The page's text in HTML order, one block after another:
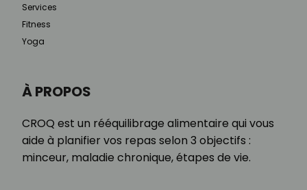
À PROPOS
CROQ est un rééquilibrage alimentaire qui vous
aide à planifier vos repas selon 3 objectifs :
minceur, maladie chronique, étapes de vie.
Services
Fitness
Yoga